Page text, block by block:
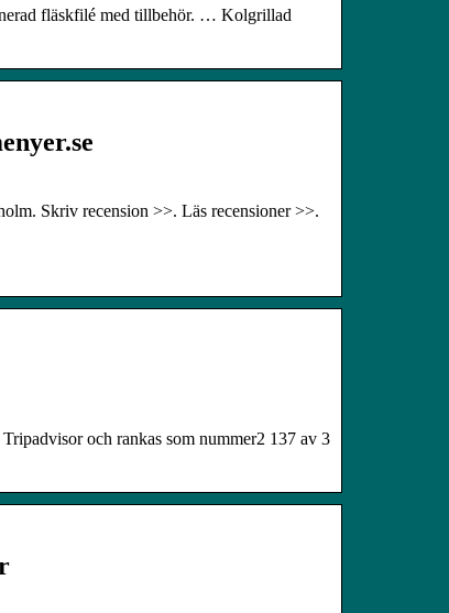
fläskfilé med tillbehör. … Kolgrillad
Skriv recension >>. Läs recensioner >>.
och rankas som nummer2 137 av 3